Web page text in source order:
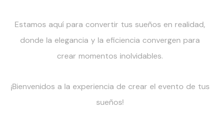
Estamos aquí para convertir tus sueños en realidad,
donde la elegancia y la eficiencia convergen para
crear momentos inolvidables.
¡Bienvenidos a la experiencia de crear el evento de tus
sueños!